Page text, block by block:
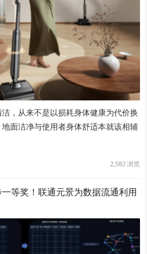
，从来不是以损耗身体健康为代价换
面洁净与使用者身体舒适本就该相辅
2,582浏览
等奖！联通元景为数据流通利用